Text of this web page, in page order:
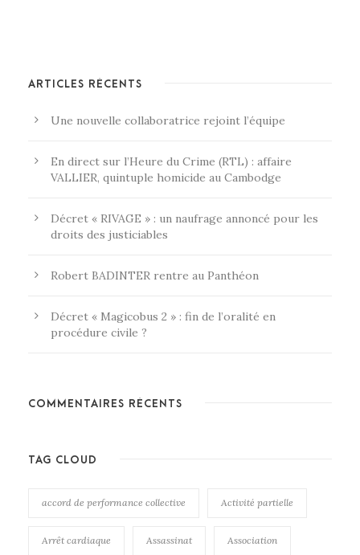
ARTICLES RÉCENTS
Une nouvelle collaboratrice rejoint l’équipe
En direct sur l’Heure du Crime (RTL) : affaire
VALLIER, quintuple homicide au Cambodge
Décret « RIVAGE » : un naufrage annoncé pour les
droits des justiciables
Robert BADINTER rentre au Panthéon
Décret « Magicobus 2 » : fin de l’oralité en
procédure civile ?
COMMENTAIRES RÉCENTS
TAG CLOUD
accord de performance collective Activité partielle
Arrêt cardiaque Assassinat Association